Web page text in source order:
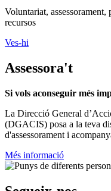
Voluntariat,
recursos
Ves-hi
Assessora't
Si vols aconseguir més
La Direcció General
(DGACIS) posa a la teva
d'assessorament i
Més informació